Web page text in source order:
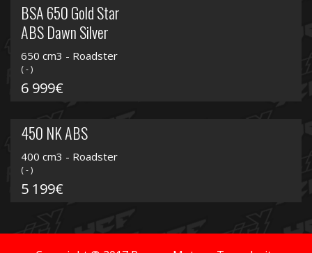
BSA 650 Gold Star
ABS Dawn Silver
650 cm3 - Roadster
( - )
6 999€
450 NK ABS
400 cm3 - Roadster
( - )
5 199€